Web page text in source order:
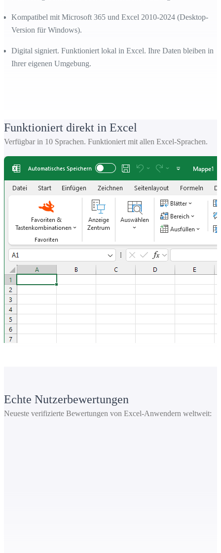
Kompatibel mit Microsoft 365 und Excel 2010-2024 (Desktop-
Version für Windows).
Digital signiert. Funktioniert lokal in Excel. Ihre Daten bleiben in
Ihrer eigenen Umgebung.
Funktioniert direkt in Excel
Verfügbar in 10 Sprachen. Funktioniert mit allen Excel-Sprachen.
Echte Nutzerbewertungen
Neueste verifizierte Bewertungen von Excel-Anwendern weltweit: